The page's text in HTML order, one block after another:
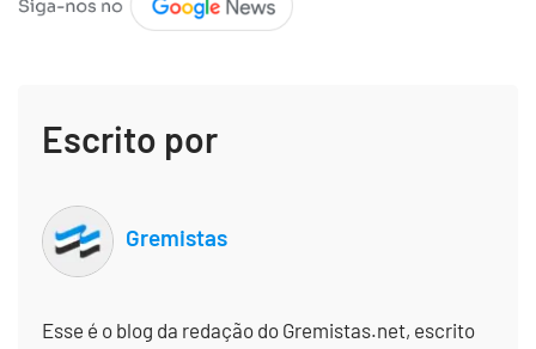
Escrito por
Gremistas
Esse é o blog da redação do Gremistas.net, escrito